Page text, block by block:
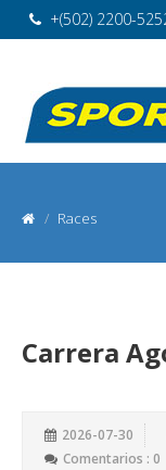
+(502) 2200-
Races
Carrera
2026-07-30
Comentarios : 0